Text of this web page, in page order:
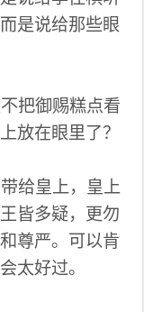
是说给那些眼
把御赐糕点看
放在眼里了？
给皇上，皇上
皆多疑，更勿
尊严。可以肯
太好过。